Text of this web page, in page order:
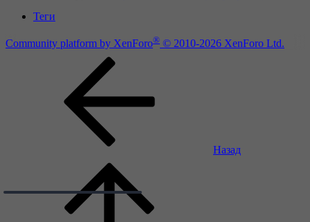
Теги
Community platform by XenForo® © 2010-2026 XenForo Ltd.
Назад